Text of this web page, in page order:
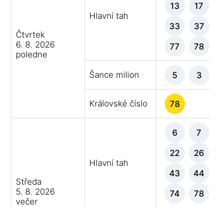
Čtvrtek
6. 8. 2026
poledne
Hlavní tah
13 17
33 37
77 78
Šance milion 5 3
Královské číslo 78
Středa
5. 8. 2026
večer
Hlavní tah
6 7
22 26
43 44
74 78